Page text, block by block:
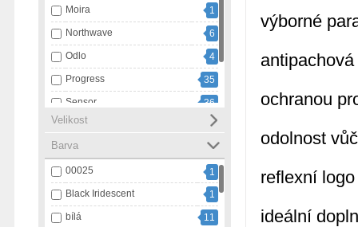
Moira
1
Northwave
6
Odlo
4
Progress
35
Sensor
36
Swix
20
Ulvang
1
Velikost
Barva
00025
1
Black Iridescent
1
bílá
11
výborné
ochranou
odolnost
reflexní logo
ideální